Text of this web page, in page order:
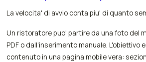
La velocita' di avvio conta piu' di quanto
Un ristoratore puo' partire da una foto del
PDF o dall'inserimento manuale. L'obiettivo
contenuto in una pagina mobile vera: